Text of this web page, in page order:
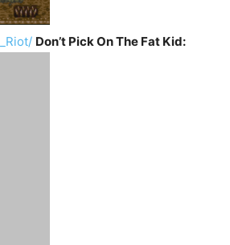
Don’t Pick On The Fat Kid: